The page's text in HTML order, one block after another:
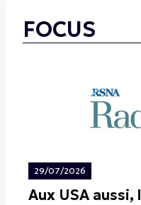
FOCUS
29/07/2026
Aux USA